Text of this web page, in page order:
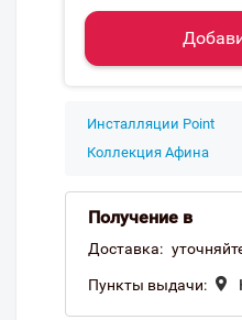
Инсталляции Point
Коллекция Афина
Получение в
Доставка:
Пункты выдачи: